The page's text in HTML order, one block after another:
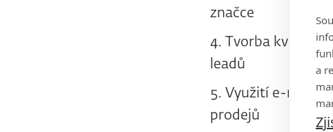
a
značce
Tvorba
leadů
Využití e-
prodejů